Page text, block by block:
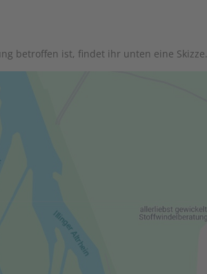
betroffen ist, findet ihr unten eine Skizze.